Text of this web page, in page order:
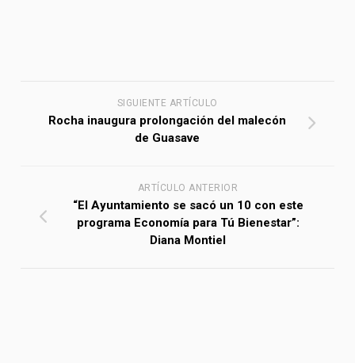
SIGUIENTE ARTÍCULO
Rocha inaugura prolongación del malecón
de Guasave
ARTÍCULO ANTERIOR
“El Ayuntamiento se sacó un 10 con este
programa Economía para Tú Bienestar”:
Diana Montiel